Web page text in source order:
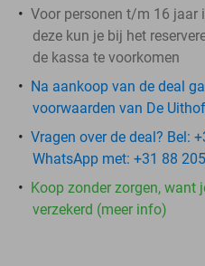
Voor personen t/m 16 jaar
deze kun je bij het
de kassa te voorkomen
Na aankoop van de deal
voorwaarden van De
Vragen over de deal? Bel:
WhatsApp met: +31 88
Koop zonder zorgen, want
verzekerd (meer info)